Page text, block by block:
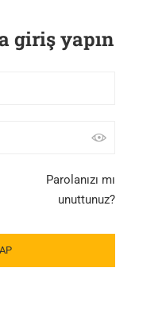
giriş yapın
Parolanızı mı
unuttunuz?